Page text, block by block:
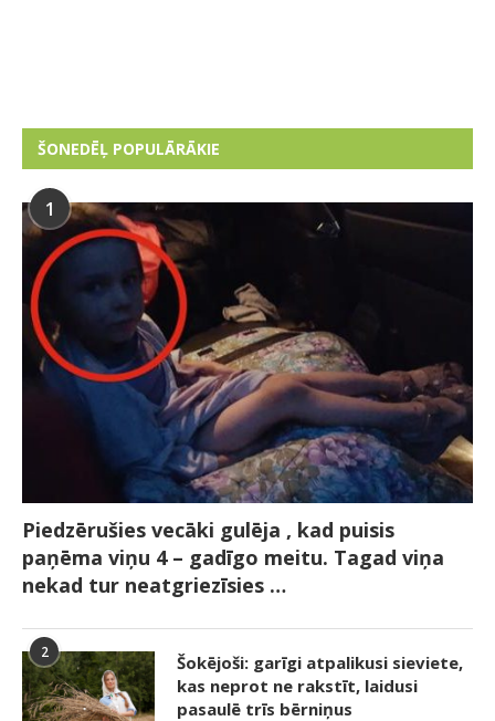
ŠONEDĒĻ POPULĀRĀKIE
1
Piedzērušies vecāki gulēja , kad puisis
paņēma viņu 4 – gadīgo meitu. Tagad viņa
nekad tur neatgriezīsies …
2
Šokējoši: garīgi atpalikusi sieviete,
kas neprot ne rakstīt, laidusi
pasaulē trīs bērniņus